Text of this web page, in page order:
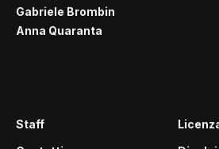
Gabriele Brombin
Anna Quaranta
Staff